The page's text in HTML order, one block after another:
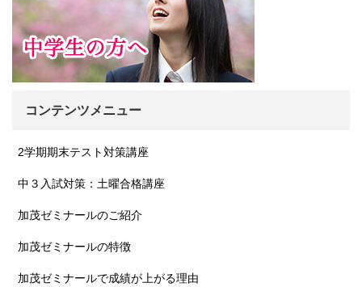
コンテンツメニュー
2学期期末テスト対策講座
中３入試対策：土曜合格講座
加茂ゼミナールのご紹介
加茂ゼミナールの特徴
加茂ゼミナールで成績が上がる理由